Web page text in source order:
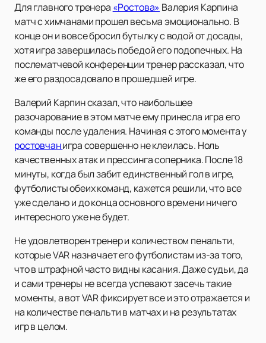
Для главного тренера «Ростова» Валерия Карпина
матч с химчанами прошел весьма эмоционально. В
конце он и вовсе бросил бутылку с водой от досады,
хотя игра завершилась победой его подопечных. На
послематчевой конференции тренер рассказал, что
же его раздосадовало в прошедшей игре.
Валерий Карпин сказал, что наибольшее
разочарование в этом матче ему принесла игра его
команды после удаления. Начиная с этого момента у
ростовчанигра совершенно не клеилась. Ноль
качественных атак и прессинга соперника. После 18
минуты, когда был забит единственный гол в игре,
футболисты обеих команд, кажется решили, что все
уже сделано и до конца основного времени ничего
интересного уже не будет.
Не удовлетворен тренер и количеством пенальти,
которые VAR назначает его футболистам из-за того,
что в штрафной часто видны касания. Даже судьи, да
и сами тренеры не всегда успевают засечь такие
моменты, а вот VAR фиксирует все и это отражается и
на количестве пенальти в матчах и на результатах
игр в целом.